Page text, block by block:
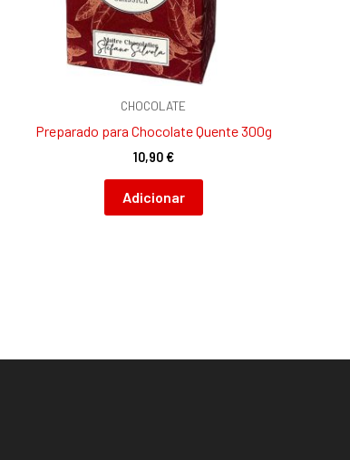
CHOCOLATE
Preparado para Chocolate Quente 300g
10,90€
Adicionar